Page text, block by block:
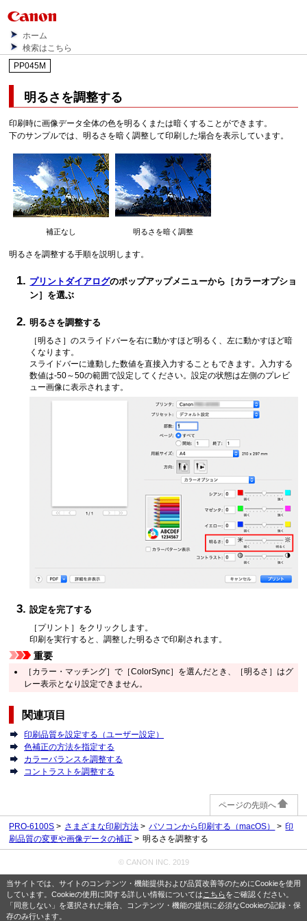
当サイトでは、サイトのコンテンツ・機能提供および品質改善等のためにCookieを使用
しています。Cookieの使用に関する詳しい情報については こちらをご確認ください。
「同意しない」を選択された場合、コンテンツ・機能の提供に必須なCookieの記録・保
存のみ行います。
ホーム
検索はこちら
PP045M
明るさを調整する
印刷時に画像データ全体の色を明るくまたは暗くすることができます。
下のサンプルでは、明るさを暗く調整して印刷した場合を表示しています。
補正なし 明るさを暗く調整
明るさを調整する手順を説明します。
プリントダイアログのポップアップメニューから ［カラーオプショ
ン］ を選ぶ
明るさを調整する
［明るさ］のスライドバーを右に動かすほど明るく、左に動かすほど暗
くなります。
スライドバーに連動した数値を直接入力することもできます。
入力する
数値は-50～50の範囲で設定してください。設定の状態は左側のプレビ
ュー画像に表示されます。
設定を完了する
［プリント］ をクリックします。
印刷を実行すると、調整した明るさで印刷されます。
重要
［カラー・マッチング］で ［ColorSync］ を選んだとき、 ［明るさ］はグ
レー表示となり設定できません。
関連項目
印刷品質を設定する（ユーザー設定）
色補正の方法を指定する
カラーバランスを調整する
コントラストを調整する
ページの先頭へ
PRO-6100S さまざまな印刷方法 パソコンから印刷する（macOS）
印
刷品質の変更や画像データの補正
明るさを調整する
© CANON INC. 2019